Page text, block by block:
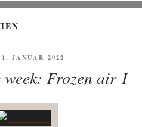
JANUAR 2022
Frozen air I